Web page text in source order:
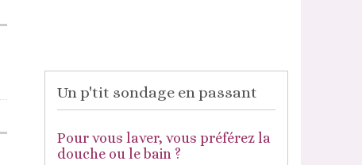
Un p'tit sondage en passant
Pour vous laver, vous préférez la
douche ou le bain ?